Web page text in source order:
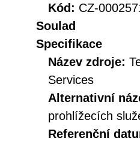
Kód: CZ-
Soulad
Specifikace
Název zdroje:
Services
Alternativní
prohlížecích
Referenční